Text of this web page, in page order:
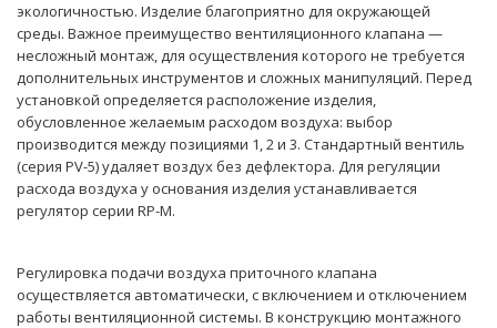
экологичностью. Изделие благоприятно для окружающей
среды. Важное преимущество вентиляционного клапана —
несложный монтаж, для осуществления которого не требуется
дополнительных инструментов и сложных манипуляций. Перед
установкой определяется расположение изделия,
обусловленное желаемым расходом воздуха: выбор
производится между позициями 1, 2 и 3. Стандартный вентиль
(серия PV-5) удаляет воздух без дефлектора. Для регуляции
расхода воздуха у основания изделия устанавливается
регулятор серии RP-M.
Регулировка подачи воздуха приточного клапана
осуществляется автоматически, с включением и отключением
работы вентиляционной системы. В конструкцию монтажного